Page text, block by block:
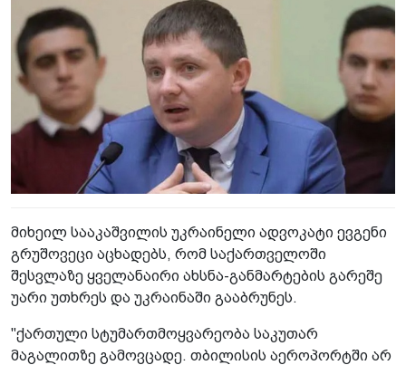
მიხეილ სააკაშვილის უკრაინელი ადვოკატი ევგენი
გრუშოვეცი აცხადებს, რომ საქართველოში
შესვლაზე ყველანაირი ახსნა-განმარტების გარეშე
უარი უთხრეს და უკრაინაში გააბრუნეს.
"ქართული სტუმართმოყვარეობა საკუთარ
მაგალითზე გამოვცადე. თბილისის აეროპორტში არ